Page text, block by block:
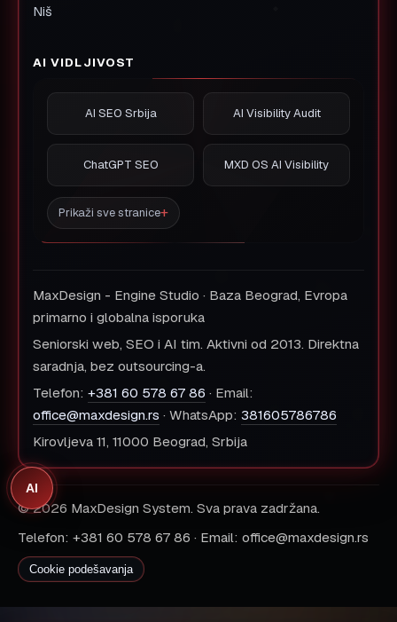
Niš
AI VIDLJIVOST
AI SEO Srbija AI Visibility Audit
ChatGPT SEO MXD OS AI Visibility
Prikaži sve stranice
MaxDesign - Engine Studio · Baza Beograd, Evropa
primarno i globalna isporuka
Seniorski web, SEO i AI tim. Aktivni od 2013. Direktna
saradnja, bez outsourcing-a.
Telefon: +381 60 578 67 86 · Email:
office@maxdesign.rs · WhatsApp: 381605786786
Kirovljeva 11, 11000 Beograd, Srbija
© 2026 MaxDesign System. Sva prava zadržana.
Telefon: +381 60 578 67 86 · Email: office@maxdesign.rs
Cookie podešavanja
AI